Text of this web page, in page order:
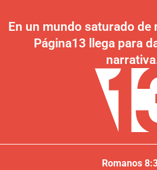
En un mundo saturado de
Página13 llega para
Romanos